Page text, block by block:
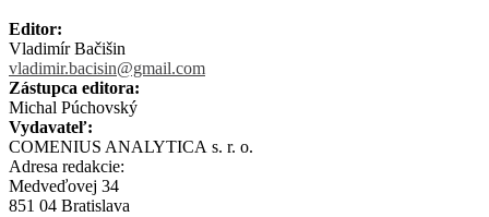
Editor:
Vladimír Bačišin
vladimir.bacisin@gmail.com
Zástupca editora:
Michal Púchovský
Vydavateľ:
COMENIUS ANALYTICA s. r. o.
Adresa redakcie:
Medveďovej 34
851 04 Bratislava